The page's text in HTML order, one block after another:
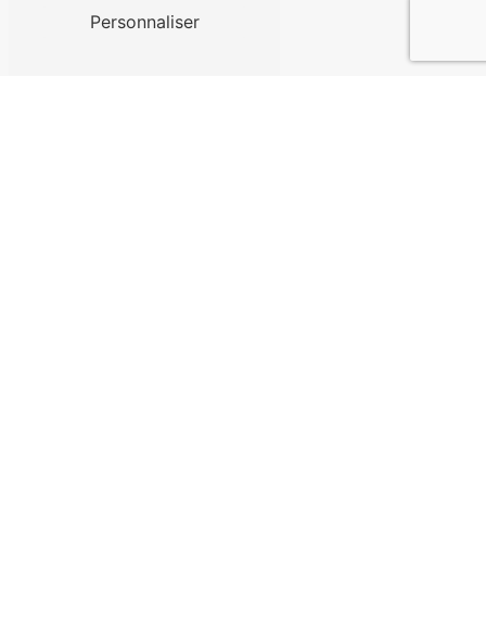
Personnaliser